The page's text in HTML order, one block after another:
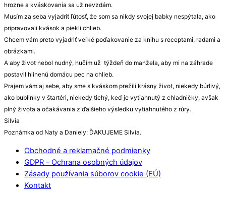
hrozne a kváskovania sa už nevzdám.
Musím za seba vyjadriť ľútosť, že som sa nikdy svojej babky nespýtala, ako
pripravovali kvások a piekli chlieb.
Chcem vám preto vyjadriť veľké poďakovanie za knihu s receptami, radami a
obrázkami.
A aby život nebol nudný, hučím už týždeň do manžela, aby mi na záhrade
postavil hlinenú domácu pec na chlieb.
Prajem vám aj sebe, aby sme s kváskom prežili krásny život, niekedy búrlivý,
ako bublinky v štartéri, niekedy tichý, keď je vytiahnutý z chladničky, avšak
plný života a očakávania z ďalšieho výsledku vytiahnutého z rúry.
Silvia
Poznámka od Naty a Daniely: ĎAKUJEME Silvia.
Obchodné a reklamačné podmienky
GDPR – Ochrana osobných údajov
Zásady používania súborov cookie (EÚ)
Kontakt